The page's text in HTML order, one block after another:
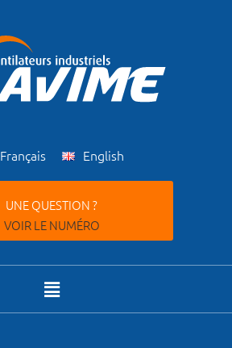
Français English
UNE QUESTION ?
VOIR LE NUMÉRO